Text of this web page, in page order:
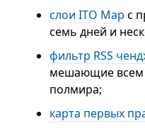
слои ITO Map с
семь дней и
фильтр RSS
мешающие всем
полмира;
карта первых